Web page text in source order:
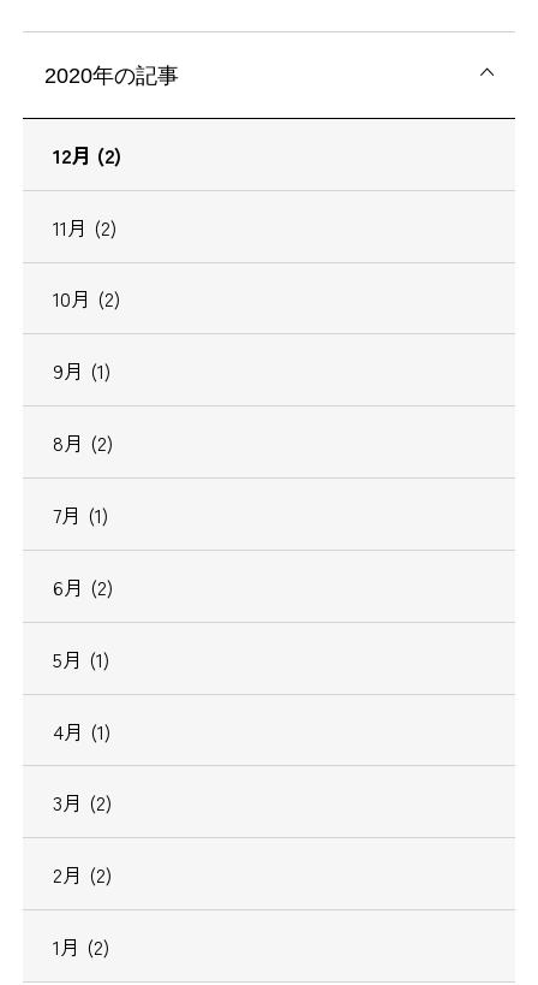
2020年の記事
12月 (2)
11月 (2)
10月 (2)
9月 (1)
8月 (2)
7月 (1)
6月 (2)
5月 (1)
4月 (1)
3月 (2)
2月 (2)
1月 (2)